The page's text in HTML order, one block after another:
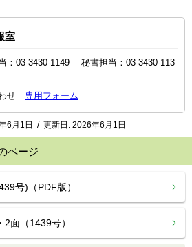
室
：03-3430-1149 秘書担当：03-3430-113
せ 専用フォーム
6月1日 / 更新日: 2026年6月1日
ページ
号)（PDF版）
面（1439号）